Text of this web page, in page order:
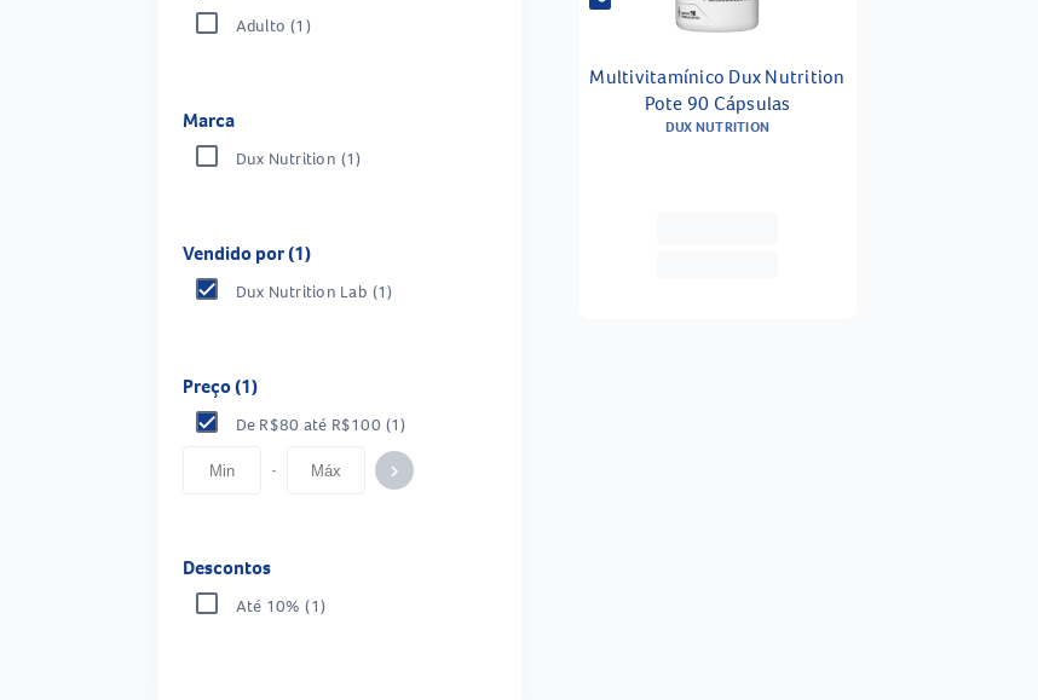
Adulto (1)
Marca
Dux Nutrition (1)
Vendido por (1)
Dux Nutrition Lab (1)
Preço (1)
De R$80 até R$100 (1)
- keyboard_arrow_right
Descontos
Até 10% (1)
Multivitamínico Dux Nutrition
Pote 90 Cápsulas
DUX NUTRITION